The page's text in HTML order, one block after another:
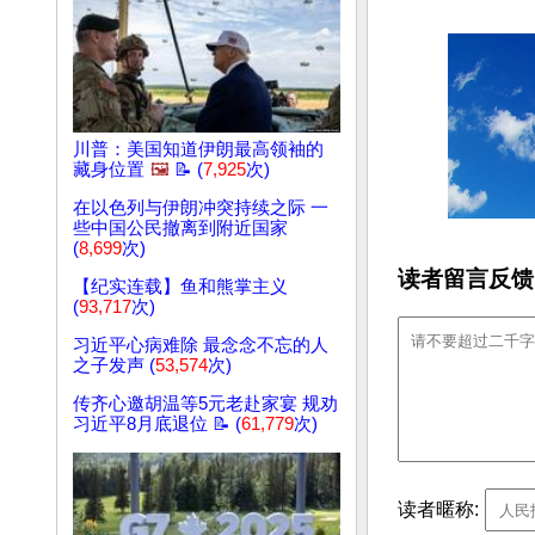
川普：美国知道伊朗最高领袖的
藏身位置 🖼️ 📝 (7,925次)
在以色列与伊朗冲突持续之际 一
些中国公民撤离到附近国家
(8,699次)
【纪实连载】鱼和熊掌主义
(93,717次)
习近平心病难除 最念念不忘的人
之子发声 (53,574次)
传齐心邀胡温等5元老赴家宴 规劝
习近平8月底退位 📝 (61,779次)
读者留言反
读者暱称: